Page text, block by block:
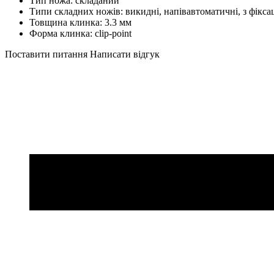
Типи складних ножів: викидні, напівавтоматичні, з
Товщина клинка: 3.3 мм
Форма клинка: clip-point
Поставити питання Написати відгук